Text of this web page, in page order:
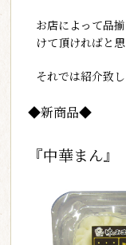
お店によって品
けて頂ければと思
それでは紹介致し
◆新商品◆
『中華まん』